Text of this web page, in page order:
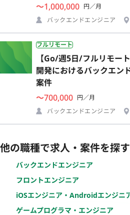
〜1,000,000 円／月
バックエンドエンジニア
フルリモート
【Go/週5日/フルリモー
開発におけるバックエン
案件
〜700,000 円／月
バックエンドエンジニア
他の職種で求人・案件を探す
バックエンドエンジニア
フロントエンジニア
iOSエンジニア・Androidエンジニ
ゲームプログラマ・エンジニア